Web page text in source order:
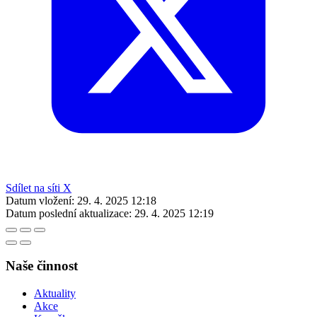
Sdílet na síti X
Datum vložení: 29. 4. 2025 12:18
Datum poslední aktualizace: 29. 4. 2025 12:19
Naše činnost
Aktuality
Akce